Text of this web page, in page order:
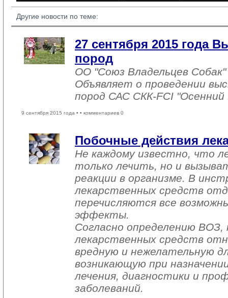
Другие новости по теме:
27 сентября 2015 года
пород
ОО "Союз Владельцев Собак"
Объявляет о проведении
пород САС СКК-FCI "Осенний
9 сентября 2015 года • • комментариев 0
Побочные действия
Не каждому известно, что
только лечить, но и
реакции в организме. В
лекарственных средств
перечисляются все
эффекты.
Согласно определению ВОЗ,
лекарственных средств
вредную и нежелательную
возникающую при
лечения, диагностики и
заболеваний.